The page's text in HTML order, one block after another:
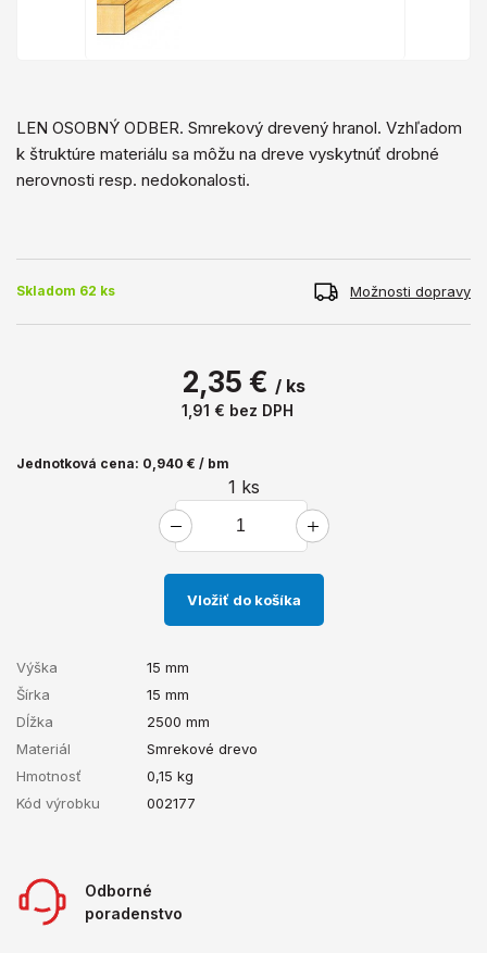
LEN OSOBNÝ ODBER. Smrekový drevený hranol. Vzhľadom
k štruktúre materiálu sa môžu na dreve vyskytnúť drobné
nerovnosti resp. nedokonalosti.
Skladom 62 ks Možnosti dopravy
2,35 € / ks
1,91 € bez DPH
Jednotková cena: 0,940 € / bm
1 ks
Vložiť do košíka
Výška
15 mm
Šírka
15 mm
Dĺžka
2500 mm
Materiál
Smrekové drevo
Hmotnosť
0,15 kg
Kód výrobku
002177
Odborné
poradenstvo